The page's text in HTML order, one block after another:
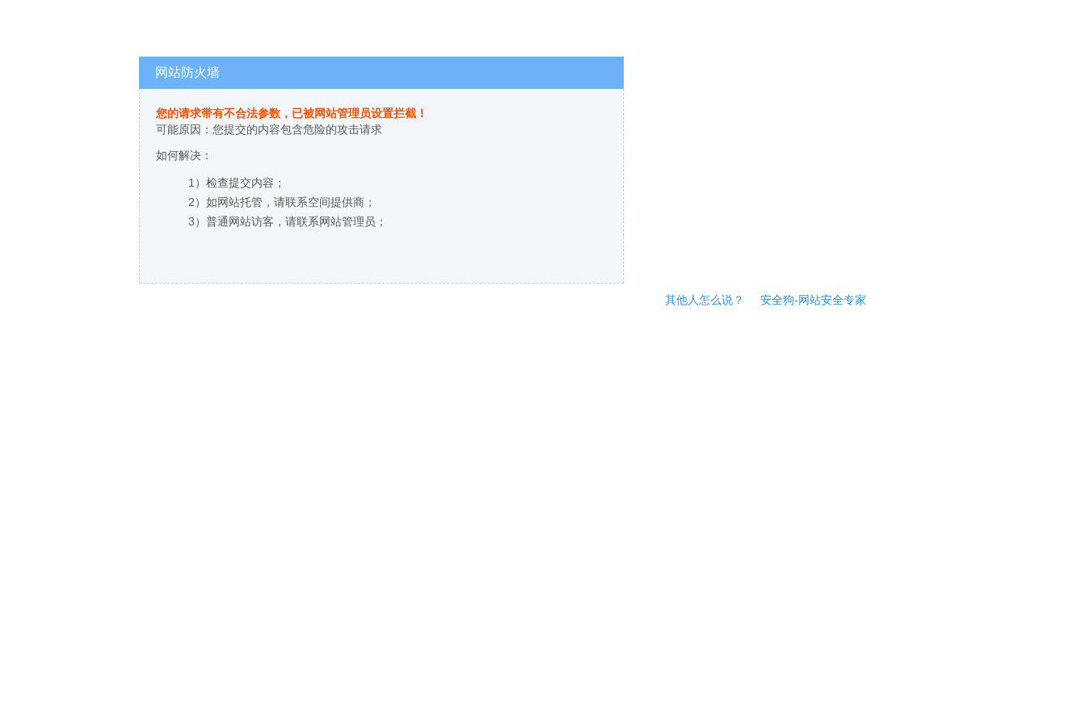
网站防火墙
您的请求带有不合法参数，已被网站管理员设置拦截！
可能原因：您提交的内容包含危险的攻击请求
如何解决：
1）检查提交内容；
2）如网站托管，请联系空间提供商；
3）普通网站访客，请联系网站管理员；
其他人怎么说？ 安全狗-网站安全专家